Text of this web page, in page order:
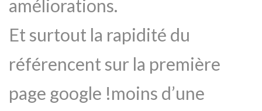
améliorations.
Et surtout la rapidité du
référencent sur la première
page google !moins d’une